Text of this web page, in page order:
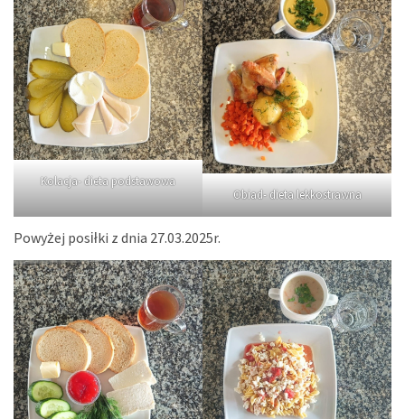
Kolacja- dieta podstawowa
Obiad- dieta lekkostrawna
Powyżej posiłki z dnia 27.03.2025r.